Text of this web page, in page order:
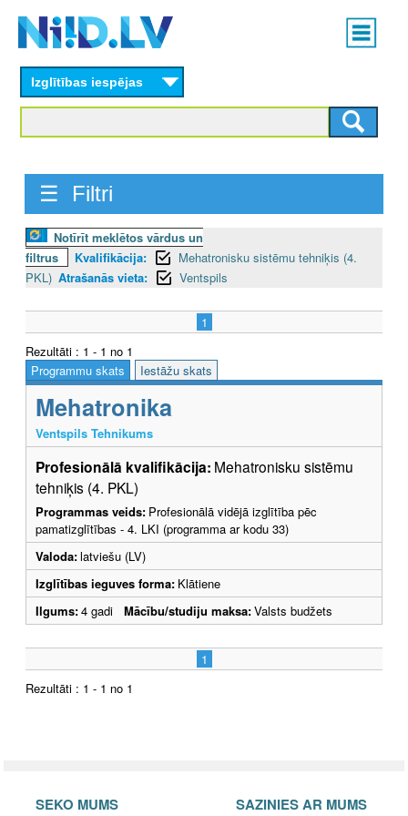
content
Main
menu
Izglītības iespējas
☰ Filtri
Notīrīt meklētos vārdus un
filtrus
Kvalifikācija:
Mehatronisku sistēmu tehniķis (4.
PKL) Atrašanās vieta: Ventspils
1
Rezultāti : 1 - 1 no 1
Programmu skats
Iestāžu skats
Mehatronika
Ventspils Tehnikums
Profesionālā kvalifikācija: Mehatronisku sistēmu
tehniķis (4. PKL)
Programmas veids: Profesionālā vidējā izglītība pēc
pamatizglītības - 4. LKI (programma ar kodu 33)
Valoda:latviešu (LV)
Izglītības ieguves forma: Klātiene
Ilgums:4 gadi Mācību/studiju maksa:Valsts budžets
1
Rezultāti : 1 - 1 no 1
SEKO MUMS SAZINIES AR MUMS